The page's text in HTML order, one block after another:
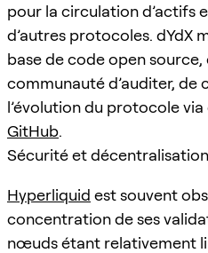
pour la circulation d’actifs
d’autres protocoles. dYdX
base de code open
communauté d’auditer, de
l’évolution du protocole
GitHub.
Sécurité et décentralisation
Hyperliquid est souvent
concentration de ses
nœuds étant relativement